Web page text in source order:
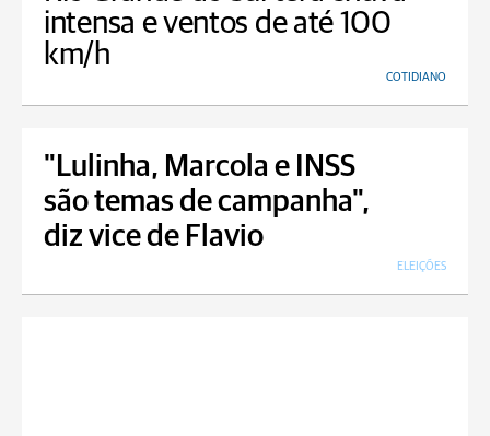
intensa e ventos de até 100
km/h
COTIDIANO
"Lulinha, Marcola e INSS
são temas de campanha",
diz vice de Flavio
ELEIÇÕES